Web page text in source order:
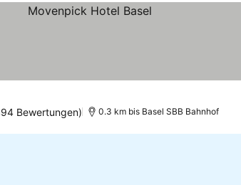
Bewertungen) 0.3 km bis Basel SBB Bahnhof